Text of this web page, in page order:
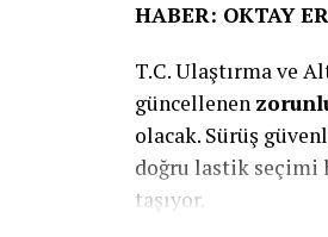
almak, kamyonların
aştığını, sürücü ile
Volvo Trucks’ın
çalışmalarını
güvenlik risklerini
geliştirmeye devam
HABER: OKTAY
T.C. Ulaştırma ve
güncellenen
olacak. Sürüş
doğru lastik seçimi
taşıyor.